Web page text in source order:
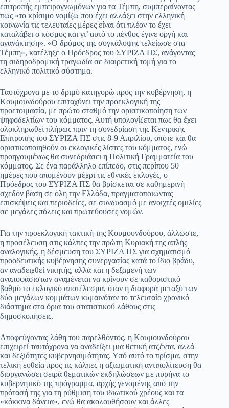
επιτροπής εμπειρογνωμόνων για τα Τέμπη, συμπεραίνοντας
πως «το κρίσιμο νομίζω που έχει αλλάξει στην ελληνική
κοινωνία τις τελευταίες μέρες είναι ότι πλέον το έχει
καταλάβει ο κόσμος και γι’ αυτό το πένθος έγινε οργή και
αγανάκτηση». «Ο δρόμος της συγκάλυψης τελείωσε στα
Τέμπη», κατέληξε ο Πρόεδρος του ΣΥΡΙΖΑ ΠΣ, ανάγοντας
τη σιδηροδρομική τραγωδία σε διαιρετική τομή για το
ελληνικό πολιτικό σύστημα.
Ταυτόχρονα με το δριμύ κατηγορώ προς την κυβέρνηση, η
Κουμουνδούρου επιταχύνει την προεκλογική της
προετοιμασία, με πρώτο σταθμό την οριστικοποίηση των
ψηφοδελτίων του κόμματος. Αυτή υπολογίζεται πως θα έχει
ολοκληρωθεί πλήρως πριν τη συνεδρίαση της Κεντρικής
Επιτροπής του ΣΥΡΙΖΑ ΠΣ στις 8-9 Απριλίου, οπότε και θα
οριστικοποιηθούν οι εκλογικές λίστες του κόμματος, ενώ
προηγουμένως θα συνεδριάσει η Πολιτική Γραμματεία του
κόμματος. Σε ένα παράλληλο επίπεδο, στις περίπου 50
ημέρες που απομένουν μέχρι τις εθνικές εκλογές, ο
Πρόεδρος του ΣΥΡΙΖΑ ΠΣ θα βρίσκεται σε καθημερινή
σχεδόν βάση σε όλη την Ελλάδα, πραγματοποιώντας
επισκέψεις και περιοδείες, σε συνδυασμό με ανοιχτές ομιλίες
σε μεγάλες πόλεις και πρωτεύουσες νομών.
Για την προεκλογική τακτική της Κουμουνδούρου, άλλωστε,
η προσέλευση στις κάλπες την πρώτη Κυριακή της απλής
αναλογικής, η δέσμευση του ΣΥΡΙΖΑ ΠΣ για σχηματισμό
προοδευτικής κυβέρνησης συνεργασίας κατά το ίδιο βράδυ,
αν αναδειχθεί νικητής, αλλά και η δεξαμενή των
αναποφάσιστων αναμένεται να κρίνουν σε καθοριστικό
βαθμό το εκλογικό αποτέλεσμα, όταν η διαφορά μεταξύ των
δύο μεγάλων κομμάτων κυμαινόταν το τελευταίο χρονικό
διάστημα στα όρια του στατιστικού λάθους στις
δημοσκοπήσεις.
Αποφεύγοντας λάθη του παρελθόντος, η Κουμουνδούρου
επιχειρεί ταυτόχρονα να αναδείξει μια θετική ατζέντα, αλλά
και δεξιότητες κυβερνησιμότητας. Υπό αυτό το πρίσμα, στην
τελική ευθεία προς τις κάλπες η αξιωματική αντιπολίτευση θα
διοργανώσει σειρά θεματικών εκδηλώσεων με πυρήνα το
κυβερνητικό της πρόγραμμα, αρχής γενομένης από την
πρότασή της για τη ρύθμιση του ιδιωτικού χρέους και τα
«κόκκινα δάνεια», ενώ θα ακολουθήσουν και άλλες